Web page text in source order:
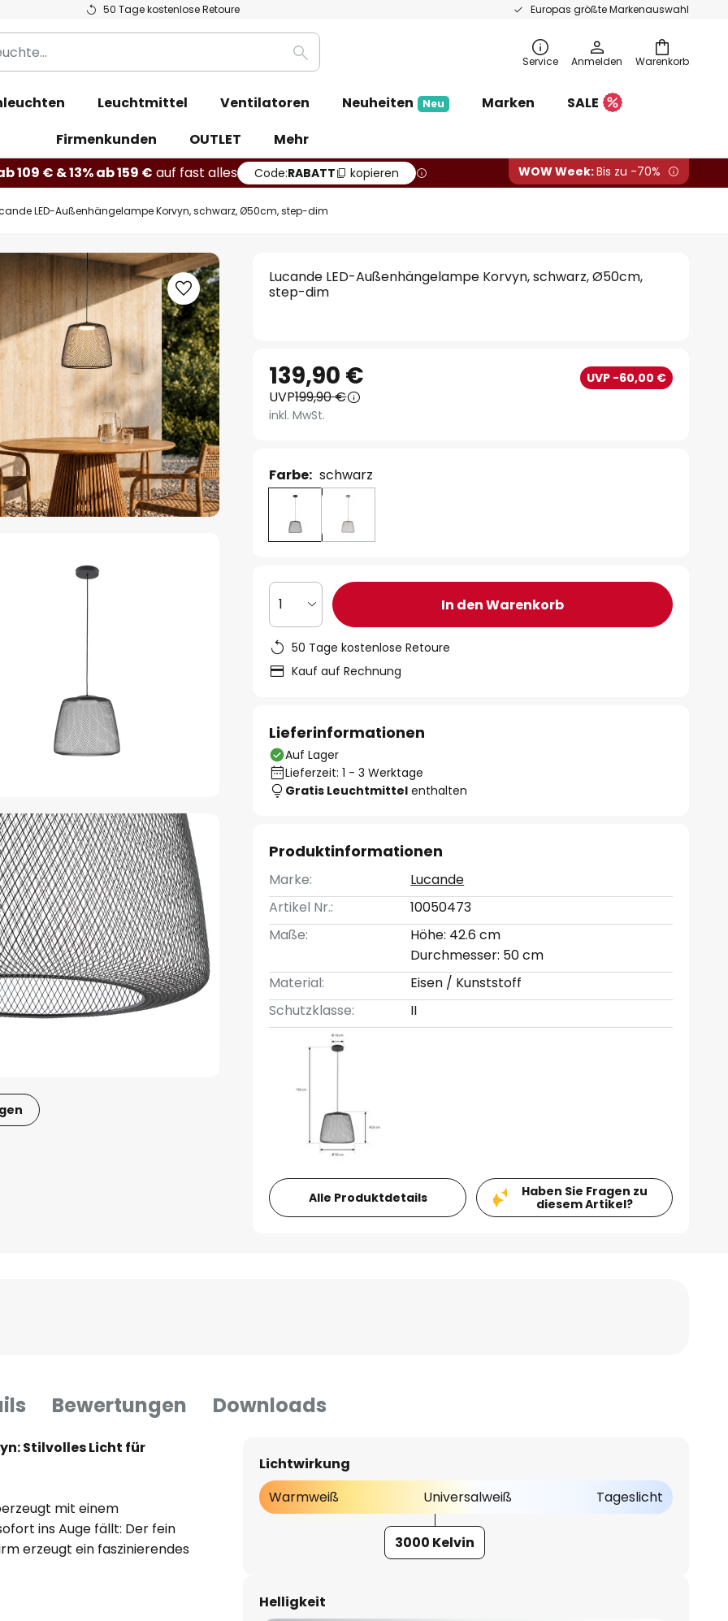
50 Tage kostenlose Retoure Europas größte Markenauswahl
Warenkorb
Suche Service Anmelden
Leuchtmittel Ventilatoren Neuheiten Neu Marken
SALE
Firmenkunden
OUTLET
Mehr
109 € & 13% ab 159 € auf fast alles Code:RABATT kopieren WOW Week:Bis zu -70%
LED-Außenhängelampe Korvyn, schwarz, Ø50cm, step-dim
Lucande LED-Außenhängelampe Korvyn, schwarz, Ø50cm,
step-dim
139,90 € UVP -60,00 €
UVP199,90 €
inkl. MwSt.
Farbe: schwarz
1 In den Warenkorb
50 Tage kostenlose Retoure
Kauf auf Rechnung
Lieferinformationen
Auf Lager
Lieferzeit: 1 - 3 Werktage
Gratis Leuchtmittel enthalten
Produktinformationen
Marke:
Lucande
Artikel Nr.:
10050473
Maße:
Höhe: 42.6 cm
Durchmesser: 50 cm
Material:
Eisen / Kunststoff
Schutzklasse:
II
Alle Produktdetails
Haben Sie Fragen zu
diesem Artikel?
Bewertungen Downloads
Stilvolles Licht für
mit einem
ins Auge fällt: Der fein
erzeugt ein faszinierendes
jeder Umgebung eine
und macht die Leuchte
Lichtwirkung
Warmweiß
Universalweiß Tageslicht
3000 Kelvin
Helligkeit